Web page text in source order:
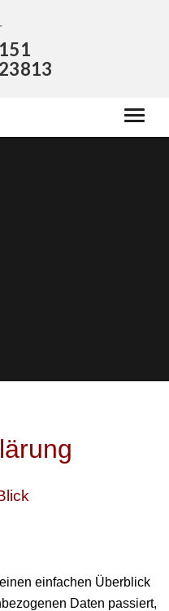
einfachen Überblick
Daten passiert,